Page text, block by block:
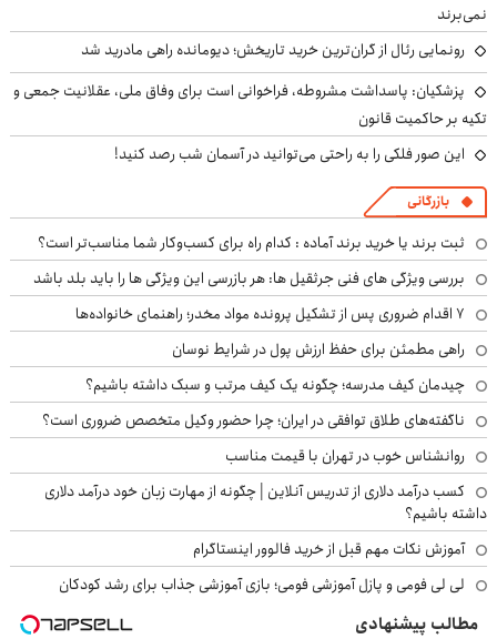
نمی‌برند
رونمایی رئال از گران‌ترین خرید تاریخش؛ دیومانده راهی مادرید شد
پزشکیان: پاسداشت مشروطه، فراخوانی است برای وفاق ملی، عقلانیت جمعی و
تکیه بر حاکمیت قانون
این صور فلکی را به راحتی می‌توانید در آسمان شب رصد کنید!
بازرگانی
ثبت برند یا خرید برند آماده : کدام راه برای کسب‌وکار شما مناسب‌تر است؟
بررسی ویژگی های فنی جرثقیل ها: هر بازرسی این ویژگی ها را باید بلد باشد
۷ اقدام ضروری پس از تشکیل پرونده مواد مخدر؛ راهنمای خانواده‌ها
راهی مطمئن برای حفظ ارزش پول در شرایط نوسان
چیدمان کیف مدرسه؛ چگونه یک کیف مرتب و سبک داشته باشیم؟
ناگفته‌های طلاق توافقی در ایران؛ چرا حضور وکیل متخصص ضروری است؟
روانشناس خوب در تهران با قیمت مناسب
کسب درآمد دلاری از تدریس آنلاین | چگونه از مهارت زبان خود درآمد دلاری
داشته باشیم؟
آموزش نکات مهم قبل از خرید فالوور اینستاگرام
لی لی فومی و پازل آموزشی فومی؛ بازی آموزشی جذاب برای رشد کودکان
مطالب پیشنهادی